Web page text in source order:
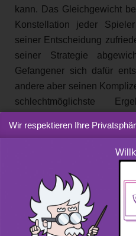
kann. Das Gleichgewicht
Konstellation jeder
seiner Entscheidung
seiner Strategie
Gefangener sich dafür
andere aber seinen
schlechtmöglichste
auch wenn es eine
Das Nash-Gleichgewicht
nicht-kooperativen
Verhaltensweisen aus
ergeben), wobei von
ausgegangen wird. Es
Wir respektieren Ihre